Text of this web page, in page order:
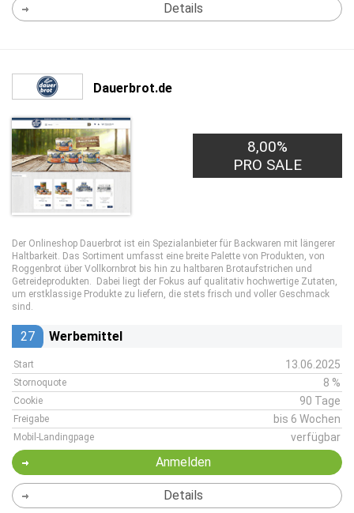
Details
Dauerbrot.de
8,00%
PRO SALE
Der Onlineshop Dauerbrot ist ein Spezialanbieter für Backwaren mit längerer
Haltbarkeit. Das Sortiment umfasst eine breite Palette von Produkten, von
Roggenbrot über Vollkornbrot bis hin zu haltbaren Brotaufstrichen und
Getreideprodukten. Dabei liegt der Fokus auf qualitativ hochwertige Zutaten,
um erstklassige Produkte zu liefern, die stets frisch und voller Geschmack
sind.
27 Werbemittel
Start 13.06.2025
Stornoquote 8 %
Cookie 90 Tage
Freigabe bis 6 Wochen
Mobil-Landingpage verfügbar
Anmelden
Details